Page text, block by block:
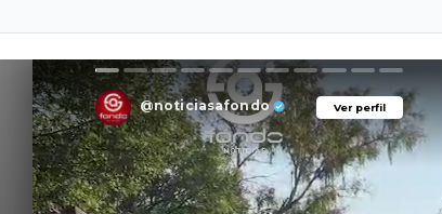
Ver perfil
@noticiasafondo Ver perfil